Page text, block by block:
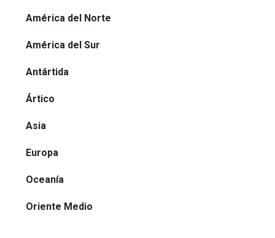
América del Norte
América del Sur
Antártida
Ártico
Asia
Europa
Oceanía
Oriente Medio